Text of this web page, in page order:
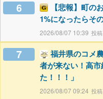
6
【悲報】町の
1%になったらそ
2026/08/07 10:39
7
福井県のコメ
者が来ない！高
た！！！」
2026/08/07 09:24